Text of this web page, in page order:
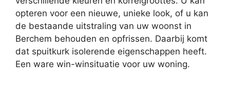
opteren voor een nieuwe, unieke look, of u kan
de bestaande uitstraling van uw woonst in
Berchem behouden en opfrissen. Daarbij komt
dat spuitkurk isolerende eigenschappen heeft.
Een ware win-winsituatie voor uw woning.